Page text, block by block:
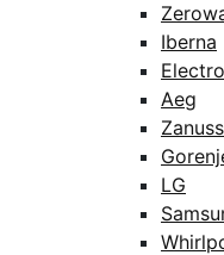
Iberna
Aeg
LG